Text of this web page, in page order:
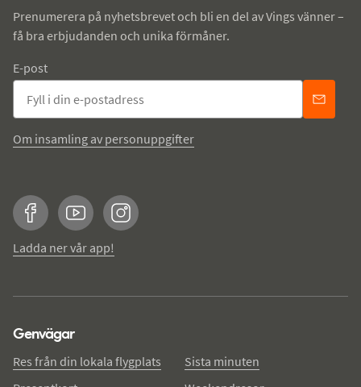
Prenumerera på nyhetsbrevet och bli en del av Vings vänner –
få bra erbjudanden och unika förmåner.
E-post
Om insamling av personuppgifter
FacebookYouTubeInstagram
Ladda ner vår app!
Genvägar
Res från din lokala flygplats
Sista minuten